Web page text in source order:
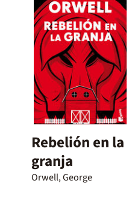
Rebelión en la
granja
Orwell, George